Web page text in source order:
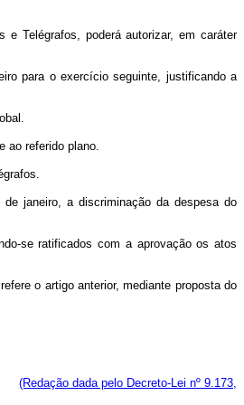
Telégrafos, poderá autorizar, em caráter
para o exercício seguinte, justificando a
ao referido plano.
janeiro, a discriminação da despesa do
se ratificados com a aprovação os atos
o artigo anterior, mediante proposta do
(Redação dada pelo Decreto-Lei nº 9.173,